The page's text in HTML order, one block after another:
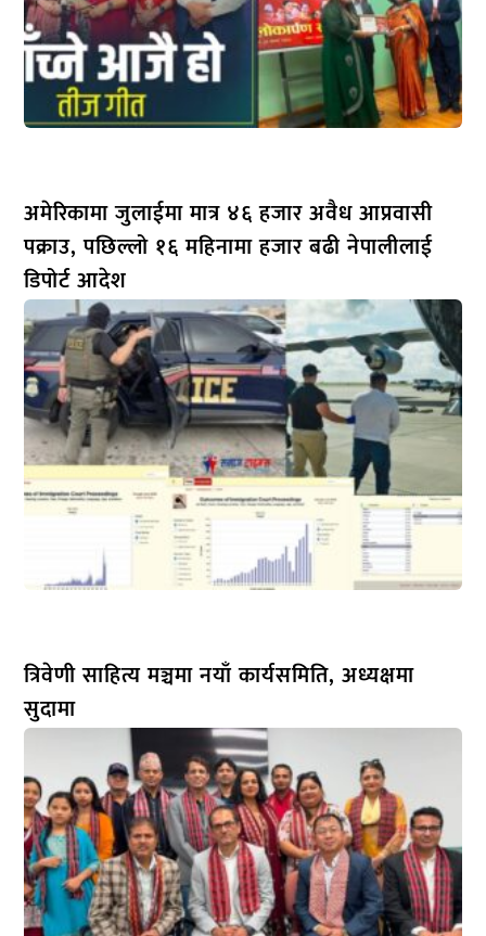
अमेरिकामा जुलाईमा मात्र ४६ हजार अवैध आप्रवासी
पक्राउ, पछिल्लो १६ महिनामा हजार बढी नेपालीलाई
डिपोर्ट आदेश
त्रिवेणी साहित्य मञ्चमा नयाँ कार्यसमिति, अध्यक्षमा
सुदामा